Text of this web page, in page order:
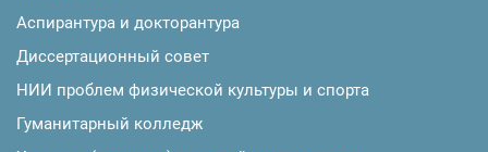
Аспирантура и докторантура
Диссертационный совет
НИИ проблем физической культуры и спорта
Гуманитарный колледж